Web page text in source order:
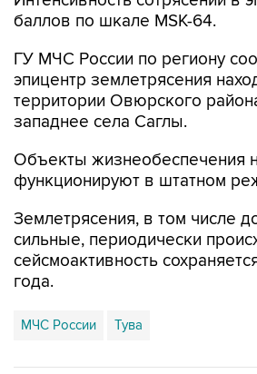
баллов по шкале MSK-64.
ГУ МЧС России по региону
эпицентр землетрясения
территории Овюрского
западнее села Саглы.
Объекты жизнеобеспечения
функционируют в штатном
Землетрясения, в том числе
сильные, периодически
сейсмоактивность
года.
МЧС России Тува